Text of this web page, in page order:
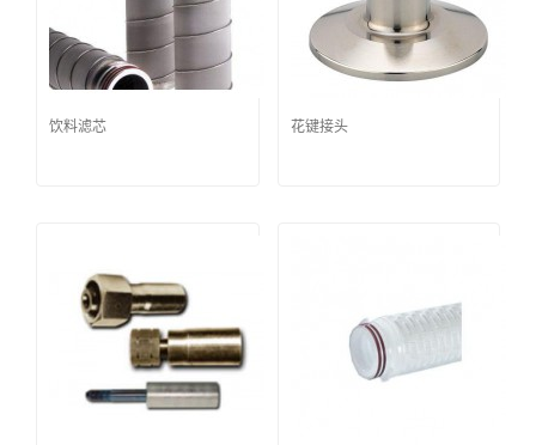
饮料滤芯 花键接头